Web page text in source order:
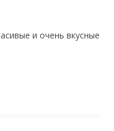
и очень вкусные